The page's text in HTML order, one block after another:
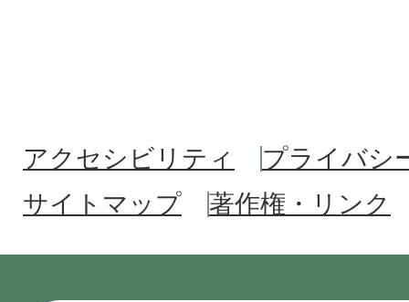
アクセシビリティ
プライバシ
サイトマップ
著作権・リンク